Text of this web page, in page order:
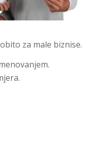
za male biznise.